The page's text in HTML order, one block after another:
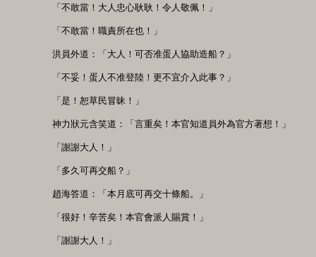
「不敢當！大人忠心耿耿！令人敬佩！」
「不敢當！職責所在也！」
洪員外道：「大人！可否准蛋人協助造船？」
「不妥！蛋人不准登陸！更不宜介入此事？」
「是！恕草民冒昧！」
神力狀元含笑道：「言重矣！本官知道員外為官方著想！」
「謝謝大人！」
「多久可再交船？」
趙海答道：「本月底可再交十條船。」
「很好！辛苦矣！本官會派人賜賞！」
「謝謝大人！」